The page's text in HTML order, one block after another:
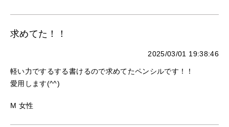
求めてた！！
2025/03/01 19:38:46
軽い力でするする書けるので求めてたペンシルです！！
愛用します(^^)
M 女性